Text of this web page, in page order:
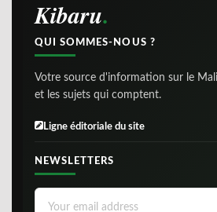
Kibaru
QUI SOMMES-NOUS ?
Votre source d'information sur le
et les sujets qui comptent.
Ligne éditoriale du site
NEWSLETTERS